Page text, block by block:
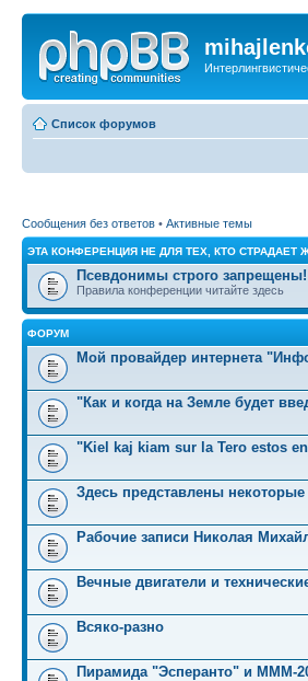
Список форумов
Сообщения без ответов • Активные темы
ЭТА КОНФЕРЕНЦИЯ НЕ ДЛЯ ТЕХ, КТО
Псевдонимы строго запрещены!
Правила конференции читайте здесь
ФОРУМ
Мой провайдер интернета
"Как и когда на Земле будет
"Kiel kaj kiam sur la Tero estos
Здесь представлены
Рабочие записи Николая
Вечные двигатели и
Всяко-разно
Пирамида "Эсперанто" и MMM-